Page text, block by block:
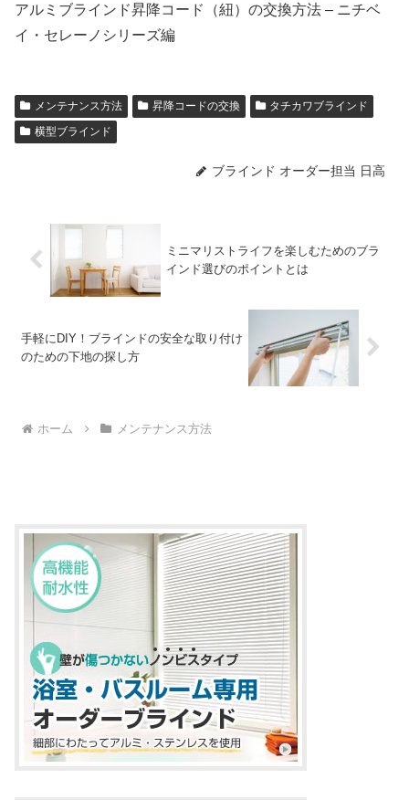
アルミブラインド昇降コード（紐）の交換方法 – ニチベ
イ・セレーノシリーズ編
メンテナンス方法 昇降コードの交換
タチカワブラインド
横型ブラインド
ブラインド オーダー担当 日高
ミニマリストライフを楽しむためのブラ
インド選びのポイントとは
手軽にDIY！ブラインドの安全な取り付け
のための下地の探し方
ホーム メンテナンス方法